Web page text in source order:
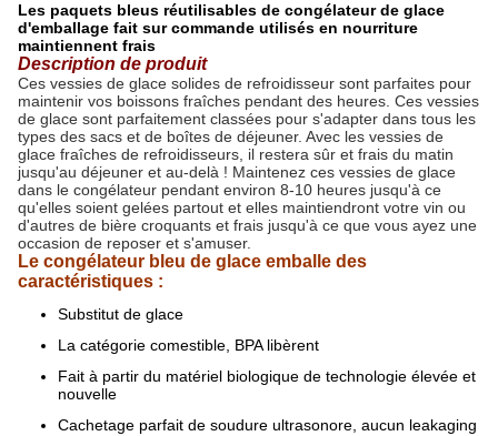
Les paquets bleus réutilisables de congélateur de glace
d'emballage fait sur commande utilisés en nourriture
maintiennent frais
Description de produit
Ces vessies de glace solides de refroidisseur sont parfaites pour
maintenir vos boissons fraîches pendant des heures. Ces vessies
de glace sont parfaitement classées pour s'adapter dans tous les
types des sacs et de boîtes de déjeuner. Avec les vessies de
glace fraîches de refroidisseurs, il restera sûr et frais du matin
jusqu'au déjeuner et au-delà ! Maintenez ces vessies de glace
dans le congélateur pendant environ 8-10 heures jusqu'à ce
qu'elles soient gelées partout et elles maintiendront votre vin ou
d'autres de bière croquants et frais jusqu'à ce que vous ayez une
occasion de reposer et s'amuser.
Le congélateur bleu de glace emballe des
caractéristiques :
Substitut de glace
La catégorie comestible, BPA libèrent
Fait à partir du matériel biologique de technologie élevée et
nouvelle
Cachetage parfait de soudure ultrasonore, aucun leakaging